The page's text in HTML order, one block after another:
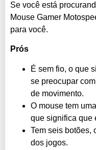
Se você está
Mouse Gamer
para você.
Prós
É sem fio, o que
se preocupar
de movimento.
O mouse tem
que significa que
Tem seis botões,
dos jogos.